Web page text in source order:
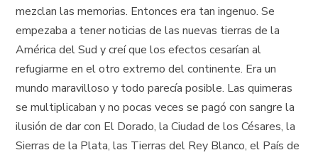
mezclan las memorias. Entonces era tan ingenuo. Se
empezaba a tener noticias de las nuevas tierras de la
América del Sud y creí que los efectos cesarían al
refugiarme en el otro extremo del continente. Era un
mundo maravilloso y todo parecía posible. Las quimeras
se multiplicaban y no pocas veces se pagó con sangre la
ilusión de dar con El Dorado, la Ciudad de los Césares, la
Sierras de la Plata, las Tierras del Rey Blanco, el País de